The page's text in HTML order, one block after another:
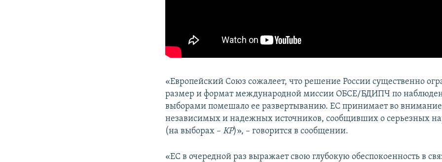
«Европейский Союз сожалеет, что решение России существенно
размер и формат международной миссии ОБСЕ/БДИПЧ по
выборами помешало ее развертыванию. ЕС принимает во
независимых и надежных источников, сообщивших о серьезных
(на выборах –КР)», – говорится в сообщении.
«ЕС в очередной раз выражает свою глубокую обеспокоенность в